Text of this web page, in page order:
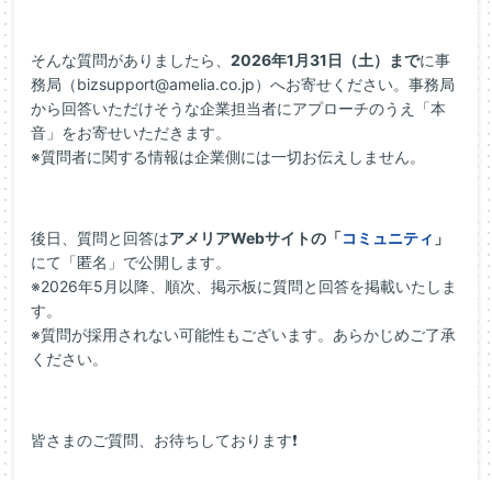
そんな質問がありましたら、 2026年1月31日（土）までに事
務局（bizsupport@amelia.co.jp）へお寄せください。事務局
から回答いただけそうな企業担当者にアプローチのうえ「本
音」をお寄せいただきます。
※質問者に関する情報は企業側には一切お伝えしません。
後日、質問と回答はアメリアWebサイトの「コミュニティ 」
にて「匿名」で公開します。
※2026年5月以降、順次、掲示板に質問と回答を掲載いたしま
す。
※質問が採用されない可能性もございます。あらかじめご了承
ください。
皆さまのご質問、お待ちしております❗